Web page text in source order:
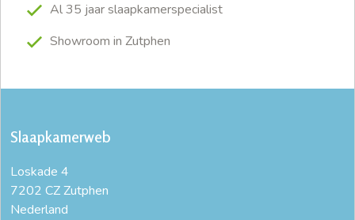
Al 35 jaar slaapkamerspecialist
Showroom in Zutphen
Slaapkamerweb
Loskade 4
7202 CZ Zutphen
Nederland